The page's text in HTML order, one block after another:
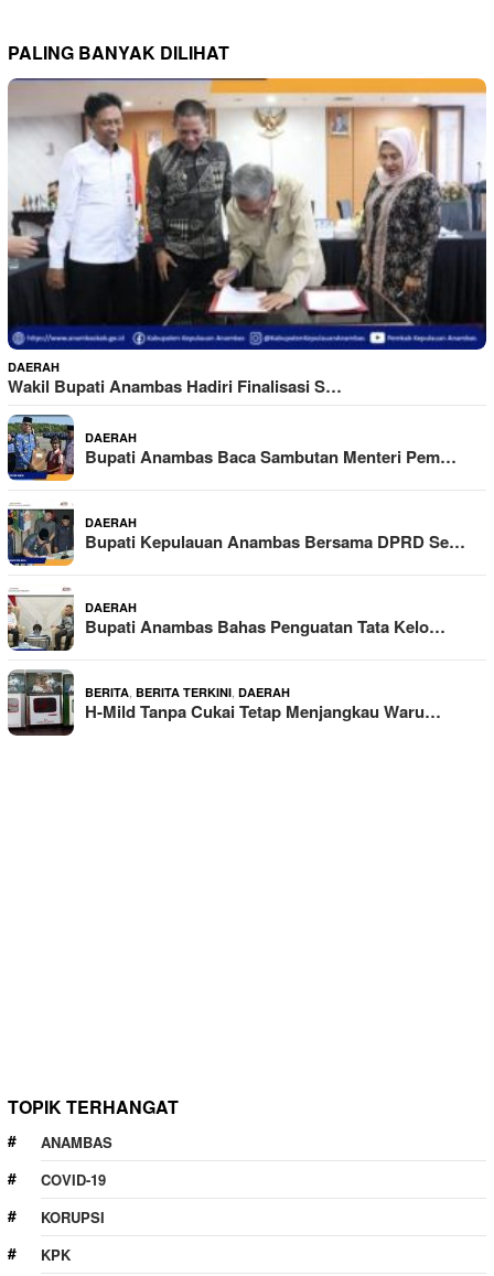
PALING BANYAK DILIHAT
DAERAH
Wakil Bupati Anambas Hadiri Finalisasi S…
DAERAH
Bupati Anambas Baca Sambutan Menteri Pem…
DAERAH
Bupati Kepulauan Anambas Bersama DPRD Se…
DAERAH
Bupati Anambas Bahas Penguatan Tata Kelo…
BERITA BERITA TERKINI DAERAH
H-Mild Tanpa Cukai Tetap Menjangkau Waru…
TOPIK TERHANGAT
ANAMBAS
COVID-19
KORUPSI
KPK